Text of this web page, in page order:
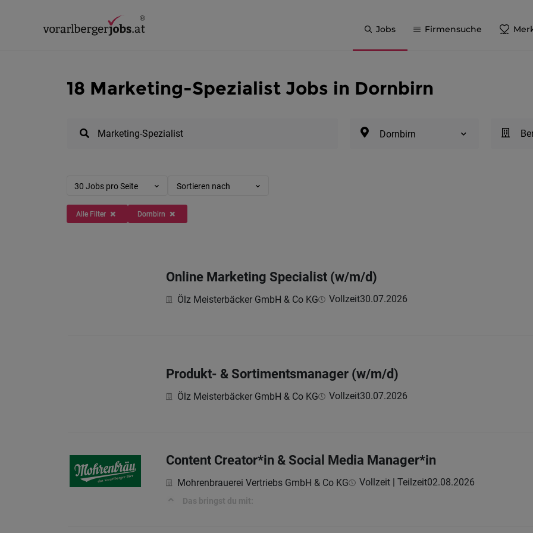
Jobs Firmensuche
18 Marketing-Spezialist Jobs in Dornbirn
Dornbirn
30 Jobs pro Seite Sortieren nach
Alle Filter Dornbirn
Online Marketing Specialist (w/m/d)
Ölz Meisterbäcker GmbH & Co KG Vollzeit30.07.2026
Produkt- & Sortimentsmanager (w/m/d)
Ölz Meisterbäcker GmbH & Co KG Vollzeit30.07.2026
Content Creator*in & Social Media Manager*in
Mohrenbrauerei Vertriebs GmbH & Co KG Vollzeit | Teilzeit02.08.2026
Das bringst du mit: